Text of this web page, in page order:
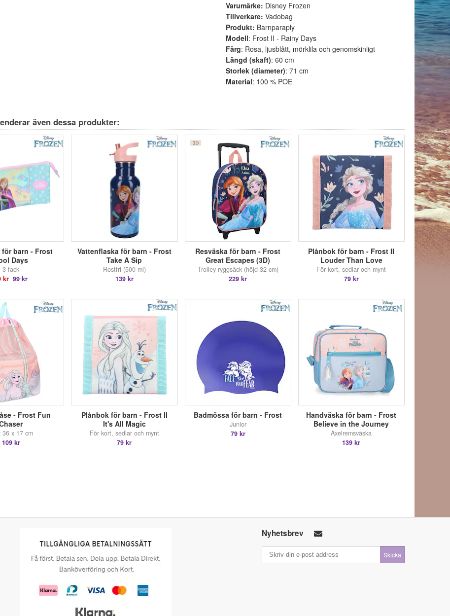
Varumärke: Disney Frozen
Tillverkare:Vadobag
Produkt: Barnparaply
Modell: Frost II - Rainy Days
Färg: Rosa, ljusblått, mörklila och genomskinligt
Längd (skaft): 60 cm
Storlek (diameter): 71 cm
Material: 100 % POE
även dessa produkter:
för barn - Frost
Days
3 fack
kr 99 kr
Vattenflaska för barn - Frost
Take A Sip
Rostfri (500 ml)
139 kr
Resväska för barn - Frost
Great Escapes (3D)
Trolley ryggsäck (höjd 32 cm)
229 kr
Plånbok för barn - Frost II
Louder Than Love
För kort, sedlar och mynt
79 kr
- Frost Fun
36 x 17 cm
109 kr
Plånbok för barn - Frost II
It's All Magic
För kort, sedlar och mynt
79 kr
Badmössa för barn - Frost
Junior
79 kr
Handväska för barn - Frost
Believe in the Journey
Axelremsväska
139 kr
Nyhetsbrev
Skicka